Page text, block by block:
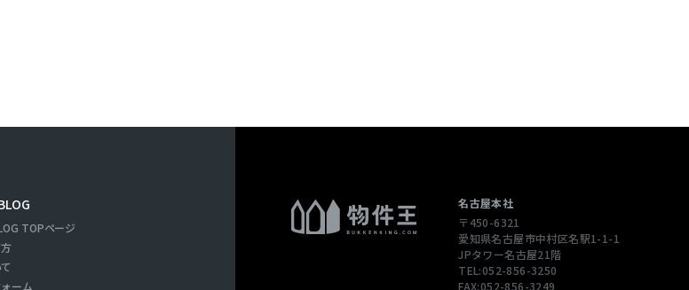
どの登録情報，利用されたサービスや購入された商品，
報を表示する目的
するためにメールアドレスを利用する場合やユーザーに
したりするため，氏名や住所などの連絡先情報を利用す
TOPページ
ーム
名古屋本社
〒450-6321
愛知県名古屋市中村区名駅1-1-1
JPタワー名古屋21階
TEL:052-856-3250
FAX:052-856-3249